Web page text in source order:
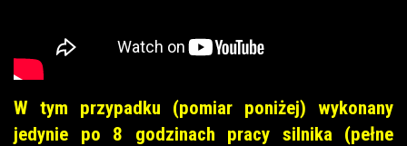
W tym przypadku (pomiar poniżej) wykonany
jedynie po 8 godzinach pracy silnika (pełne